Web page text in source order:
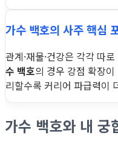
가수 백호의 사주 핵심
관계·재물·건강은 각각 따
수 백호의 경우 강점 확장
리할수록 커리어 파급력이
가수 백호와 내 궁